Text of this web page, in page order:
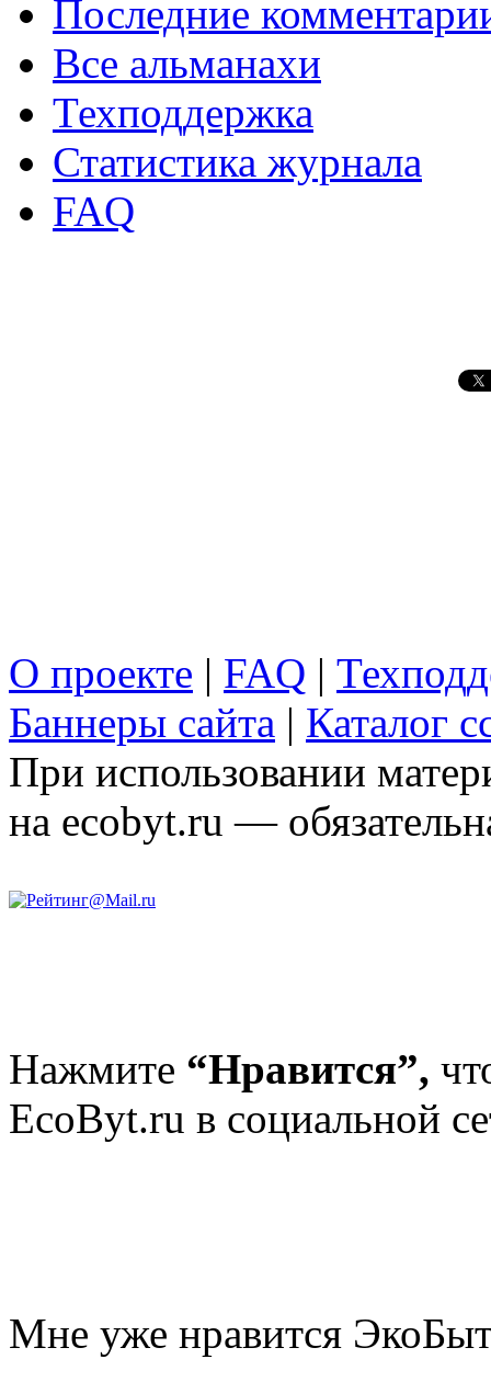
Последние
Все альманахи
Техподдержка
Статистика журнала
FAQ
О проекте | FAQ |
Баннеры сайта | Каталог
При использовании
на ecobyt.ru —
Нажмите “Нравится”,
EcoByt.ru в социальной
Мне уже нравится